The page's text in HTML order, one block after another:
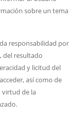
sobre un tema
responsabilidad por
del resultado
y licitud del
así como de
virtud de la